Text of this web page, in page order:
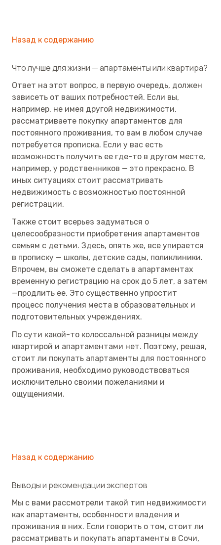
Назад к содержанию
Что лучше для жизни — апартаменты или квартира?
Ответ на этот вопрос, в первую очередь, должен
зависеть от ваших потребностей. Если вы,
например, не имея другой недвижимости,
рассматриваете покупку апартаментов для
постоянного проживания, то вам в любом случае
потребуется прописка. Если у вас есть
возможность получить ее где-то в другом месте,
например, у родственников — это прекрасно. В
иных ситуациях стоит рассматривать
недвижимость с возможностью постоянной
регистрации.
Также стоит всерьез задуматься о
целесообразности приобретения апартаментов
семьям с детьми. Здесь, опять же, все упирается
в прописку — школы, детские сады, поликлиники.
Впрочем, вы сможете сделать в апартаментах
временную регистрацию на срок до 5 лет, а затем
—продлить ее. Это существенно упростит
процесс получения места в образовательных и
подготовительных учреждениях.
По сути какой-то колоссальной разницы между
квартирой и апартаментами нет. Поэтому, решая,
стоит ли покупать апартаменты для постоянного
проживания, необходимо руководствоваться
исключительно своими пожеланиями и
ощущениями.
Назад к содержанию
Выводы и рекомендации экспертов
Мы с вами рассмотрели такой тип недвижимости
как апартаменты, особенности владения и
проживания в них. Если говорить о том, стоит ли
рассматривать и покупать апартаменты в Сочи,